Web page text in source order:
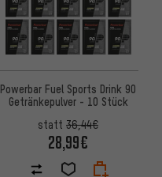
Powerbar Fuel Sports Drink 90
Getränkepulver - 10 Stück
statt 36,44€
28,99€